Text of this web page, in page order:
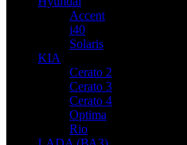
Accent
i40
Solaris
KIA
Cerato 2
Cerato 3
Cerato 4
Optima
Rio